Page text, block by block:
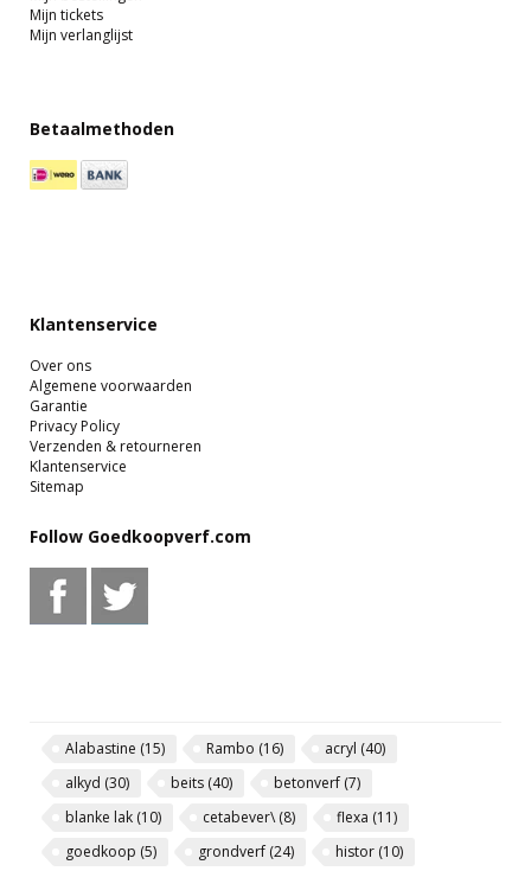
Mijn tickets
Mijn verlanglijst
Betaalmethoden
Klantenservice
Over ons
Algemene voorwaarden
Garantie
Privacy Policy
Verzenden & retourneren
Klantenservice
Sitemap
Follow Goedkoopverf.com
Alabastine (15) Rambo (16) acryl (40)
alkyd (30) beits (40) betonverf (7)
blanke lak (10) cetabever\(8) flexa (11)
goedkoop (5) grondverf (24) histor (10)